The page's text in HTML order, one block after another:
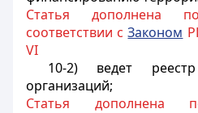
Статья дополнена
соответствии сЗаконом
VI
10-2) ведет
организаций;
Статья дополнена